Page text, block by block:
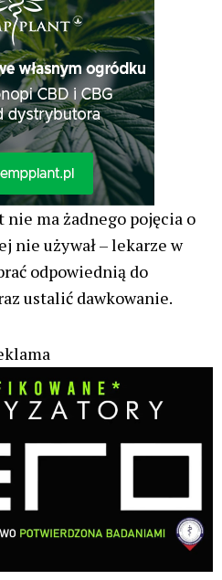
ma żadnego pojęcia o
nie używał – lekarze w
odpowiednią do
ustalić dawkowanie.